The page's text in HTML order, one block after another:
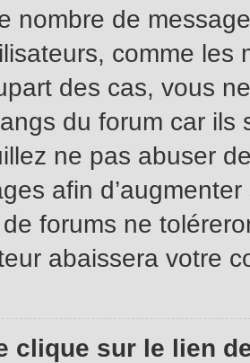
nombre de
comme les
des cas, vous
du forum car ils
ne pas abuser
afin
forums ne
abaissera votre
clique sur le lien